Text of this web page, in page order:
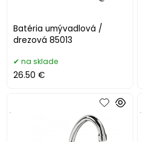
Batéria umývadlová /
drezová 85013
na sklade
26.50 €
. .